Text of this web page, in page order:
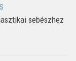
sebészhez